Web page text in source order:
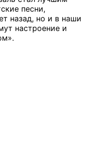
песни,
назад, но и в наши
настроение и